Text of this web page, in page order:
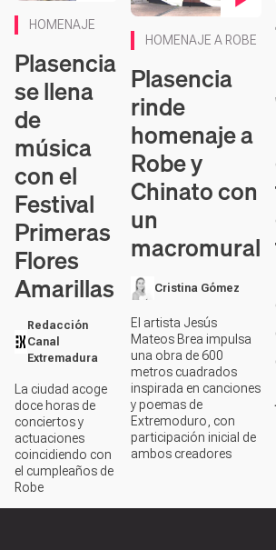
Contenido en vídeo
HOMENAJE
Plasencia
se llena
de
música
con el
Festival
Primeras
Flores
Amarillas
Redacción
Canal
Extremadura
La ciudad acoge
doce horas de
conciertos y
actuaciones
coincidiendo con
el cumpleaños de
Robe
HOMENAJE A ROBE
Plasencia
rinde
homenaje a
Robe y
Chinato con
un
macromural
Cristina Gómez
El artista Jesús
Mateos Brea impulsa
una obra de 600
metros cuadrados
inspirada en canciones
y poemas de
Extremoduro, con
participación inicial de
ambos creadores